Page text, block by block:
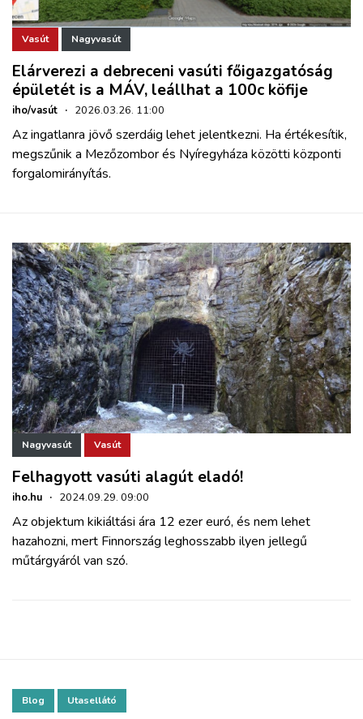
Vasút Nagyvasút
Elárverezi a debreceni vasúti főigazgatóság
épületét is a MÁV, leállhat a 100c köfije
iho/vasút · 2026.03.26. 11:00
Az ingatlanra jövő szerdáig lehet jelentkezni. Ha értékesítik,
megszűnik a Mezőzombor és Nyíregyháza közötti központi
forgalomirányítás.
Nagyvasút Vasút
Felhagyott vasúti alagút eladó!
iho.hu · 2024.09.29. 09:00
Az objektum kikiáltási ára 12 ezer euró, és nem lehet
hazahozni, mert Finnország leghosszabb ilyen jellegű
műtárgyáról van szó.
Blog Utasellátó